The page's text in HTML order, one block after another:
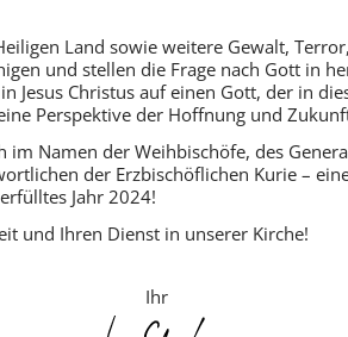
Land sowie weitere Gewalt,
und stellen die Frage nach Gott in
Jesus Christus auf einen Gott, der in
Perspektive der Hoffnung und
im Namen der Weihbischöfe, des
der Erzbischöflichen Kurie –
Jahr 2024!
und Ihren Dienst in unserer Kirche!
Ihr